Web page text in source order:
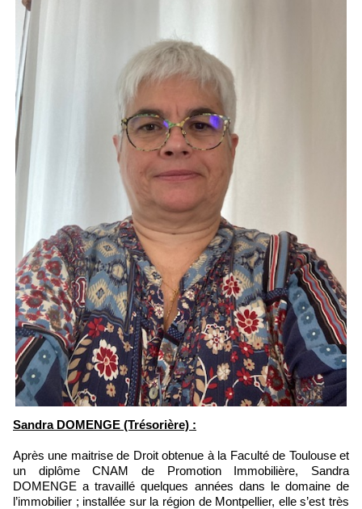
Sandra DOMENGE (Trésorière) :
Après une maitrise de Droit obtenue à la Faculté de Toulouse et
un diplôme CNAM de Promotion Immobilière, Sandra
DOMENGE a travaillé quelques années dans le domaine de
l’immobilier ; installée sur la région de Montpellier, elle s’est très